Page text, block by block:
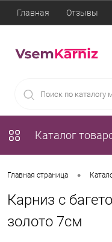
Главная Отзывы
Каталог
Главная страница •
Карниз с
золото 7см